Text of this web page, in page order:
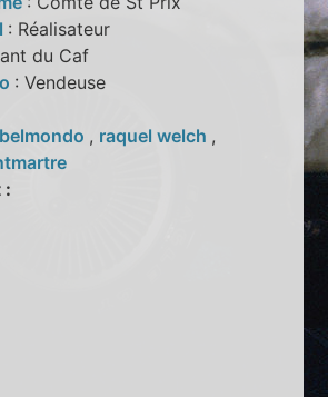
: Réalisateur
du Caf
: Vendeuse
belmondo , raquel welch ,
: